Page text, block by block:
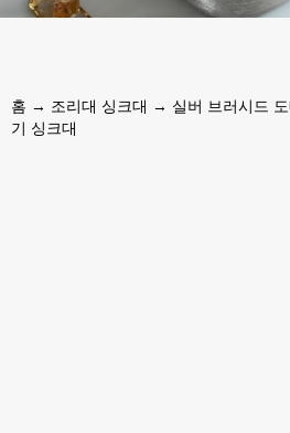
홈 → 조리대 싱크대 → 실버 브러시드
기 싱크대